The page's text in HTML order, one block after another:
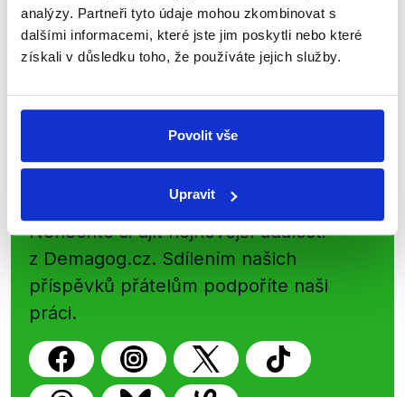
analýzy. Partneři tyto údaje mohou zkombinovat s
dalšími informacemi, které jste jim poskytli nebo které
získali v důsledku toho, že používáte jejich služby.
Povolit vše
Upravit
přehled o tom, jaké dezinformace a
nepravdy se zrovna v Česku šíří.
Newsletter WhatsApp
Nenechte si ujít nejnovější události
z Demagog.cz. Sdílením našich
příspěvků přátelům podpoříte naši
práci.